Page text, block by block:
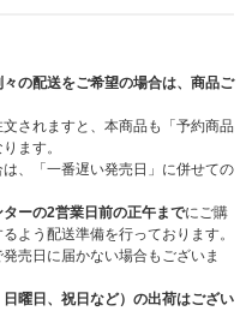
の配送をご希望の場合は、商品ご
されますと、本商品も「予約商品
ます。
、「一番遅い発売日」に併せての
ーの2営業日前の正午までにご購
るよう配送準備を行っております。
売日に届かない場合もございま
曜日、祝日など）の出荷はござい